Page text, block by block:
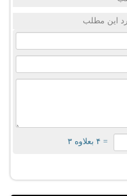
این مطلب
= ۴ بعلاوه ۳